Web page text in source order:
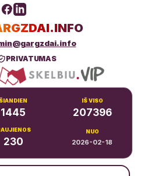
PRIVATUMAS
1445 207396
230 2026-02-18
g. 11, Gargždai